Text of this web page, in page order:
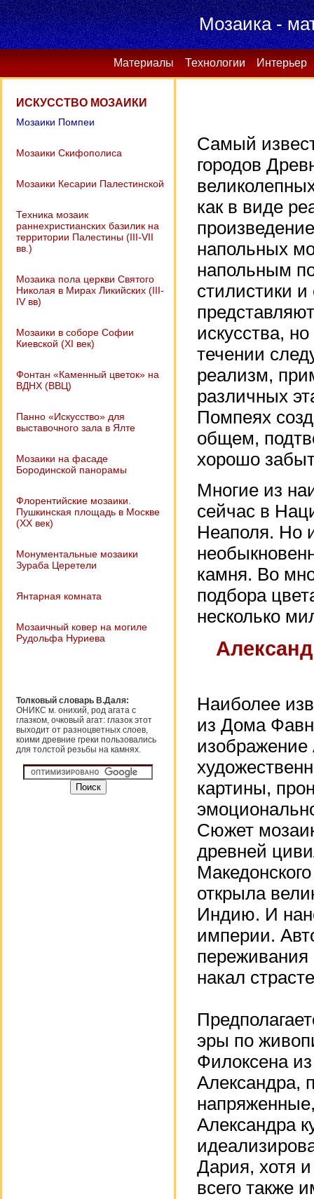
Мозаика -
Материалы Технологии Интерьер
ИСКУССТВО МОЗАИКИ
Мозаики Помпеи
Мозаики Скифополиса
Мозаики Кесарии Палестинской
Техника мозаик
раннехристианских базилик на
территории Палестины (III-VII
вв.)
Мозаика пола церкви Святого
Николая в Мирах Ликийских (III-
IV вв)
Мозаики в соборе Софии
Киевской (XI век)
Фонтан «Каменный цветок» на
ВДНХ (ВВЦ)
Панно «Искусство» для
выставочного зала в Ялте
Мозаики на фасаде
Бородинской панорамы
Флорентийские мозаики.
Пушкинская площадь в Москве
(XX век)
Монументальные мозаики
Зураба Церетели
Янтарная комната
Мозаичный ковер на могиле
Рудольфа Нуриева
Толковый словарь В.Даля:
ОНИКС м. онихий, род агата с
глазком, очковый агат: глазок этот
выходит от разноцветных слоев,
коими древние греки пользовались
для толстой резьбы на камнях.
Самый
городов
как в виде
напольных
напольным
стилистики
искусства,
течении
реализм,
различных
Помпеях
общем,
хорошо
Многие из
сейчас в
Неаполя. Но
камня. Во
подбора
несколько
Наиболее
из Дома
изображение
картины,
Сюжет
древней
открыла
Индию. И
империи.
накал
эры по
Филоксена
Александра,
Александра
Дария, хотя
всего также